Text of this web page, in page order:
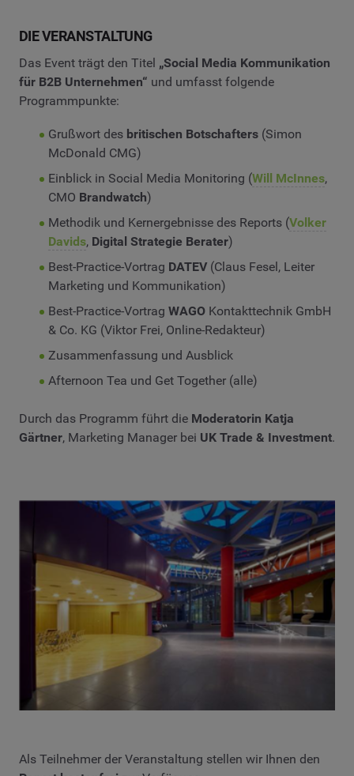
DIE VERANSTALTUNG
Das Event trägt den Titel „Social Media Kommunikation
für B2B Unternehmen“ und umfasst folgende
Programmpunkte:
Grußwort des britischen Botschafters(Simon
McDonald CMG)
Einblick in Social Media Monitoring (Will McInnes,
CMO Brandwatch)
Methodik und Kernergebnisse des Reports (Volker
Davids, Digital Strategie Berater)
Best-Practice-Vortrag DATEV(Claus Fesel, Leiter
Marketing und Kommunikation)
Best-Practice-Vortrag WAGOKontakttechnik GmbH
& Co. KG (Viktor Frei, Online-Redakteur)
Zusammenfassung und Ausblick
Afternoon Tea und Get Together (alle)
Durch das Programm führt die Moderatorin Katja
Gärtner, Marketing Manager bei UK Trade & Investment.
Als Teilnehmer der Veranstaltung stellen wir Ihnen den